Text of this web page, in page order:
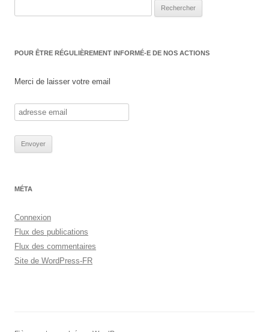
POUR ÊTRE RÉGULIÈREMENT INFORMÉ-E DE NOS ACTIONS
Merci de laisser votre email
MÉTA
Connexion
Flux des publications
Flux des commentaires
Site de WordPress-FR